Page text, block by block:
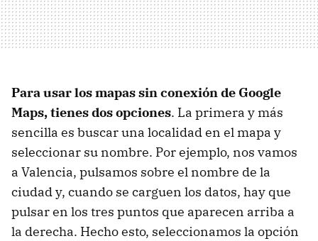
Para usar los mapas sin conexión de Google
Maps, tienes dos opciones. La primera y más
sencilla es buscar una localidad en el mapa y
seleccionar su nombre. Por ejemplo, nos vamos
a Valencia, pulsamos sobre el nombre de la
ciudad y, cuando se carguen los datos, hay que
pulsar en los tres puntos que aparecen arriba a
la derecha. Hecho esto, seleccionamos la opción